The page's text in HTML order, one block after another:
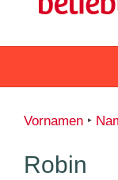
Vornamen ‣
Robin